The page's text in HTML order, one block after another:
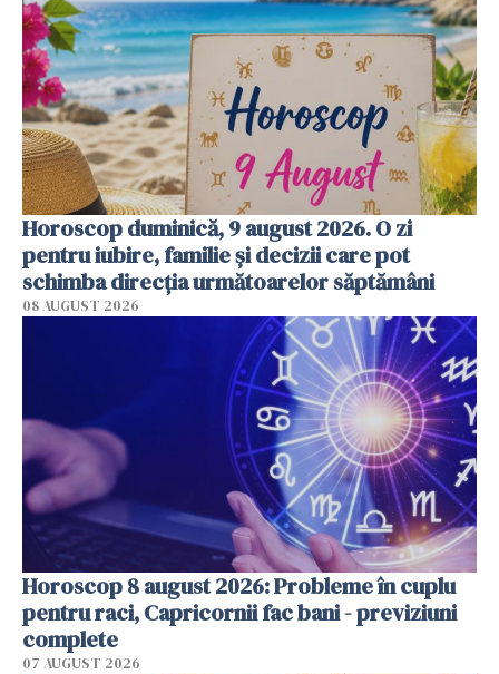
Horoscop duminică, 9 august 2026. O zi
pentru iubire, familie și decizii care pot
schimba direcția următoarelor săptămâni
08 AUGUST 2026
Horoscop 8 august 2026: Probleme în cuplu
pentru raci, Capricornii fac bani - previziuni
complete
07 AUGUST 2026